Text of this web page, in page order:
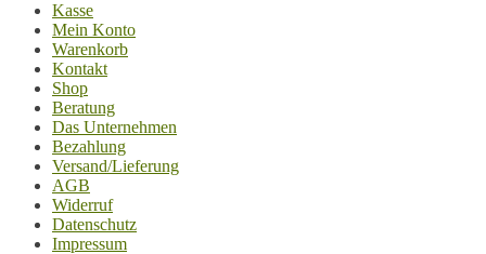
Kasse
Mein Konto
Warenkorb
Kontakt
Shop
Beratung
Das Unternehmen
Bezahlung
Versand/Lieferung
AGB
Widerruf
Datenschutz
Impressum